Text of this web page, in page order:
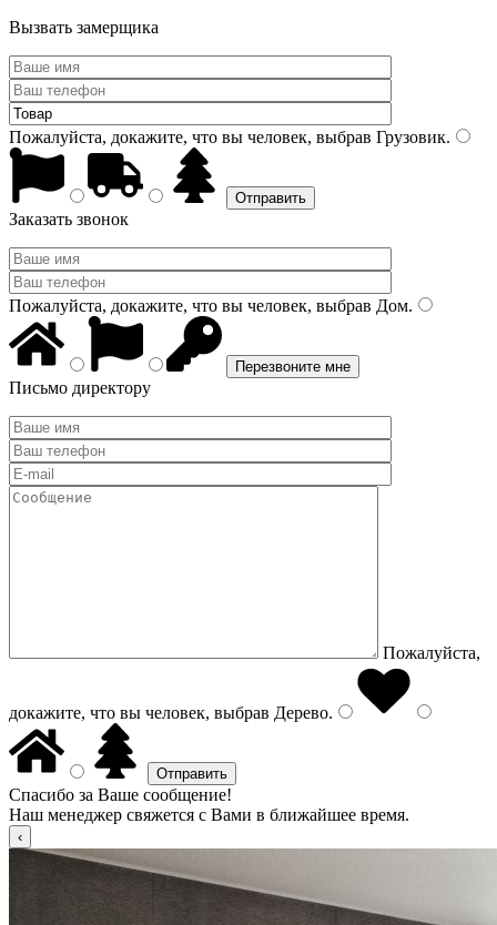
Вызвать замерщика
Пожалуйста, докажите, что вы человек, выбрав Грузовик.
Заказать звонок
Пожалуйста, докажите, что вы человек, выбрав Дом.
Письмо директору
Пожалуйста,
докажите, что вы человек, выбрав Дерево.
Спасибо за Ваше сообщение!
Наш менеджер свяжется с Вами в ближайшее время.